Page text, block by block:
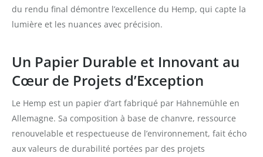
du rendu final démontre l’excellence du Hemp, qui capte la
lumière et les nuances avec précision.
Un Papier Durable et Innovant au
Cœur de Projets d’Exception
Le Hemp est un papier d’art fabriqué par Hahnemühle en
Allemagne. Sa composition à base de chanvre, ressource
renouvelable et respectueuse de l’environnement, fait écho
aux valeurs de durabilité portées par des projets